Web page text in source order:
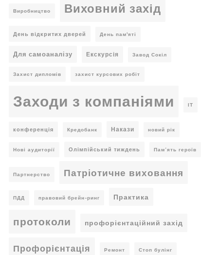
Виробництво Виховний захід
День відкритих дверей День пам'яті
Для самоаналізу Екскурсія Завод Сокіл
Захист дипломів захист курсових робіт
Заходи з компаніями ІТ
конференція Кредобанк Накази новий рік
Нові аудиторії Олімпійський тиждень Пам’ять героїв
Партнерство Патріотичне виховання
ПДД правовий брейн-ринг Практика
протоколи профорієнтаційний захід
Профорієнтація Ремонт Стоп булінг